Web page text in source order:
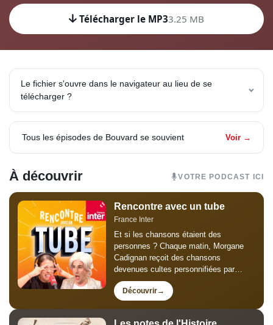
Télécharger le MP33.25 MB
Le fichier s'ouvre dans le navigateur au lieu de se
télécharger ?
Tous les épisodes de Bouvard se souvient Voir →
À découvrir VOTRE PODCAST ICI
Rencontre avec un tube
France Inter
Et si les chansons étaient des
personnes ? Chaque matin, Morgane
Cadignan reçoit des chansons
devenues cultes personnifiées par
Thomas Poitevin pour un faux grand
entretien de trois minutes : humour,
Découvrir